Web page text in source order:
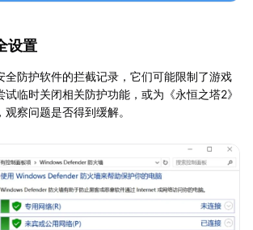
设置
全防护软件的拦截记录，它们可能限制了游戏
临时关闭相关防护功能，或为《永恒之塔2》
察问题是否得到缓解。